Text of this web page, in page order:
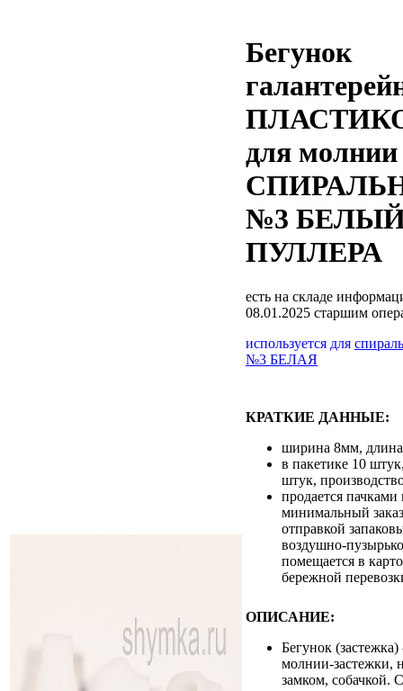
Бегунок
для молнии
№3
ПУЛЛЕРА
есть на складе
08.01.2025 старшим
используется для
№3 БЕЛАЯ
КРАТКИЕ ДАННЫЕ:
ширина 8мм,
в пакетике 10
штук,
продается
минимальный
отправкой
воздушно-
помещается в
бережной
ОПИСАНИЕ:
Бегунок
молнии-застежки,
замком, собачкой.